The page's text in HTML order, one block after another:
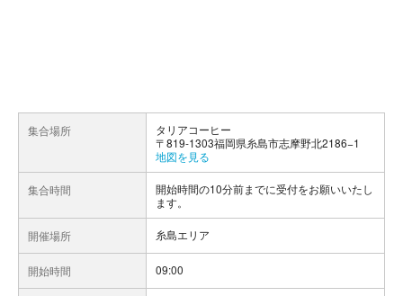
集合場所
タリアコーヒー
〒819-1303福岡県糸島市志摩野北2186−1
地図を見る
集合時間
開始時間の10分前までに受付をお願いいたし
ます。
開催場所 糸島エリア
開始時間 09:00